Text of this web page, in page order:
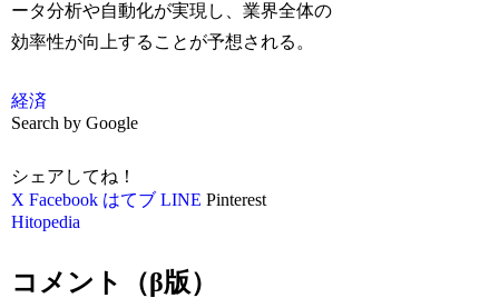
ータ分析や自動化が実現し、業界全体の
効率性が向上することが予想される。
経済
Search by Google
シェアしてね！
X Facebook はてブ LINE Pinterest
Hitopedia
コメント（β版）